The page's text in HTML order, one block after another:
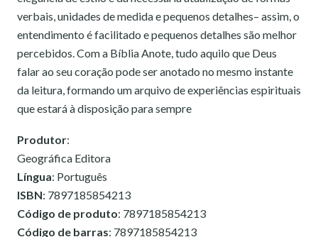
verbais, unidades de medida e pequenos detalhes– assim, o
entendimento é facilitado e pequenos detalhes são melhor
percebidos. Com a Bíblia Anote, tudo aquilo que Deus
falar ao seu coração pode ser anotado no mesmo instante
da leitura, formando um arquivo de experiências espirituais
que estará à disposição para sempre
Produtor:
Geográfica Editora
Língua: Português
ISBN: 7897185854213
Código de produto: 7897185854213
Código de barras: 7897185854213